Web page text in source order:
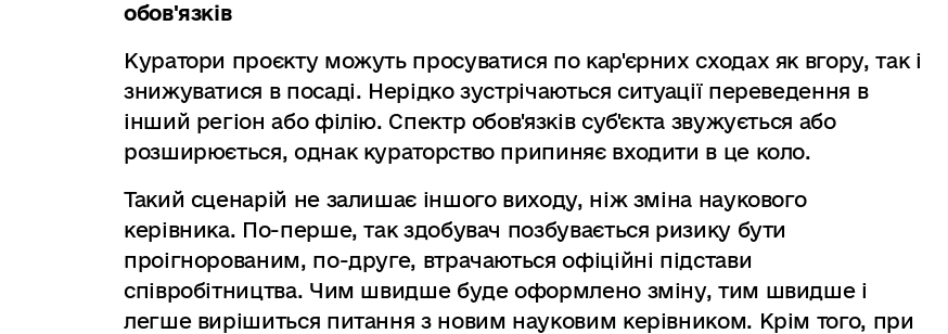
обов'язків
Куратори проєкту можуть просуватися по кар'єрних сходах як вгору, так і
знижуватися в посаді. Нерідко зустрічаються ситуації переведення в
інший регіон або філію. Спектр обов'язків суб'єкта звужується або
розширюється, однак кураторство припиняє входити в це коло.
Такий сценарій не залишає іншого виходу, ніж зміна наукового
керівника. По-перше, так здобувач позбувається ризику бути
проігнорованим, по-друге, втрачаються офіційні підстави
співробітництва. Чим швидше буде оформлено зміну, тим швидше і
легше вирішиться питання з новим науковим керівником. Крім того, при